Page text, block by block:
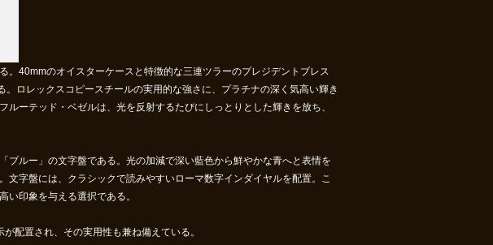
。40mmのオイスターケースと特徴的な三連ツラーのプレジデントブレス
ロレックスコピースチールの実用的な強さに、プラチナの深く気高い輝き
ーテッド・ベゼルは、光を反射するたびにしっとりとした輝きを放ち、
ブルー」の文字盤である。光の加減で深い藍色から鮮やかな青へと表情を
文字盤には、クラシックで読みやすいローマ数字インダイヤルを配置。こ
い印象を与える選択である。
配置され、その実用性も兼ね備えている。